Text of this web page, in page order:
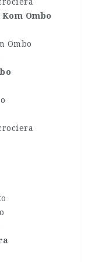
Ombo
Ombo